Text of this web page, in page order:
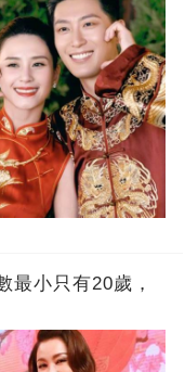
最小只有20歲，